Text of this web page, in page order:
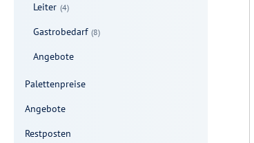
Leiter (4)
Gastrobedarf (8)
Angebote
Palettenpreise
Angebote
Restposten